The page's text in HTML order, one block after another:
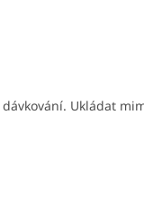
Ukládat